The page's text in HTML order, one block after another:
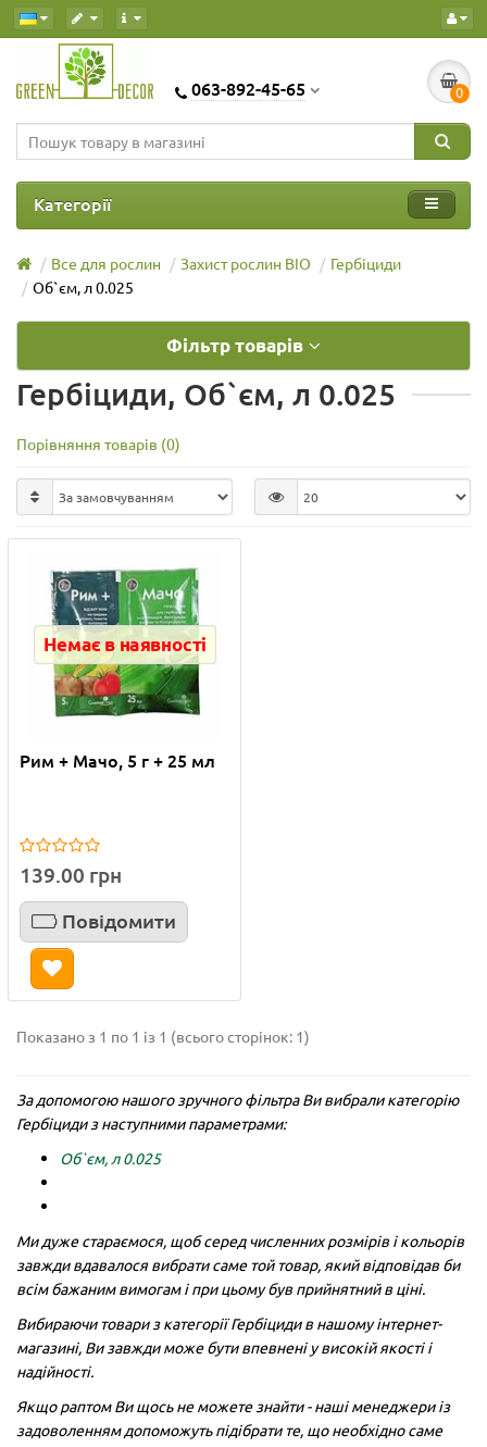
063-892-45-65 0
Категорії
Все для рослин Захист рослин BIO
Гербіциди
Об`єм, л 0.025
Фільтр товарів
Гербіциди, Об`єм, л 0.025
Порівняння товарів (0)
Немає в наявності
Рим + Мачо, 5 г + 25 мл
139.00 грн
Повідомити
Показано з 1 по 1 із 1 (всього сторінок: 1)
За допомогою нашого зручного фільтра Ви вибрали категорію
Гербіциди з наступними параметрами:
Об`єм, л 0.025
Ми дуже стараємося, щоб серед численних розмірів і кольорів
завжди вдавалося вибрати саме той товар, який відповідав би
всім бажаним вимогам і при цьому був прийнятний в ціні.
Вибираючи товари з категорії Гербіциди в нашому інтернет-
магазині, Ви завжди може бути впевнені у високій якості і
надійності.
Якщо раптом Ви щось не можете знайти - наші менеджери із
задоволенням допоможуть підібрати те, що необхідно саме